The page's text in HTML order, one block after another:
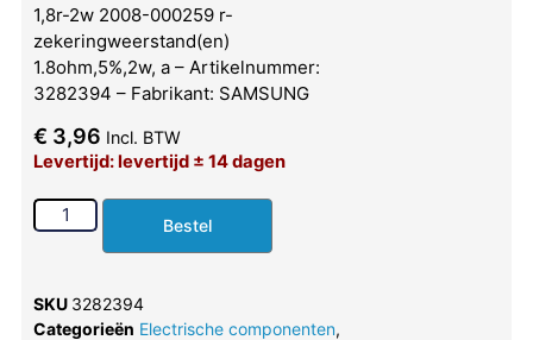
1,8r-2w 2008-000259 r-
zekeringweerstand(en)
1.8ohm,5%,2w, a – Artikelnummer:
3282394 – Fabrikant: SAMSUNG
€ 3,96 Incl. BTW
Levertijd: levertijd ± 14 dagen
Bestel
SKU 3282394
Categorieën Electrische componenten,